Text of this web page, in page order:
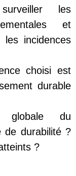
les
et
incidences
choisi est
durable
globale du
de durabilité ?
?